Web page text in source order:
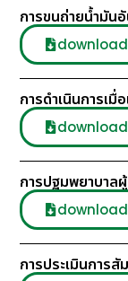
การขนถ่ายน้ำมัน
download
การดำเนินการเ
download
การปฐมพยาบาล
download
การประเมินการ